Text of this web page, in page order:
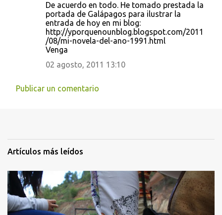
De acuerdo en todo. He tomado prestada la
portada de Galápagos para ilustrar la
entrada de hoy en mi blog:
http://yporquenounblog.blogspot.com/2011
/08/mi-novela-del-ano-1991.html
Venga
02 agosto, 2011 13:10
Publicar un comentario
Artículos más leídos